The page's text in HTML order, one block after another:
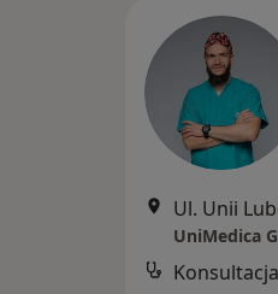
Ul. Unii
UniMedica